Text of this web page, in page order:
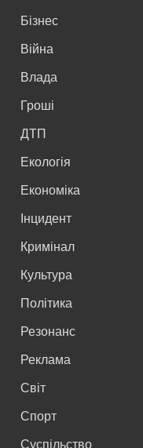
Бізнес
Війна
Влада
Гроші
ДТП
Екологія
Економіка
Інцидент
Кримінал
Культура
Політика
Резонанс
Реклама
Світ
Спорт
Суспільство